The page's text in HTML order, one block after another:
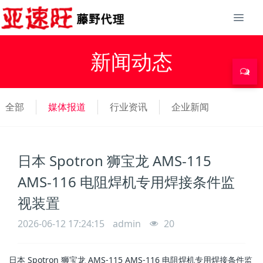
新闻动态
全部 媒体报道 行业资讯 企业新闻
日本 Spotron 狮宝龙 AMS-115
AMS-116 电阻焊机专用焊接条件监
视装置
2026-06-12 17:24:15 admin 20
日本 Spotron 狮宝龙 AMS-115 AMS-116 电阻焊机专用焊接条件监